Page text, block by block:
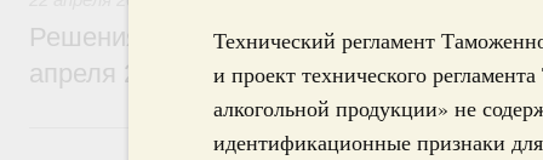
Технический регламент
и проект технического
алкогольной продукции» не
идентификационные признаки
Решения, принятые на заседании
апреля 2026 года
18 апреля, суббота